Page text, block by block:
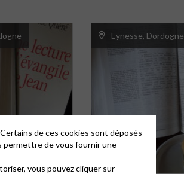
Eynesse, Dordogne
de ces cookies sont déposés
permettre de vous fournir une
vous pouvez cliquer sur